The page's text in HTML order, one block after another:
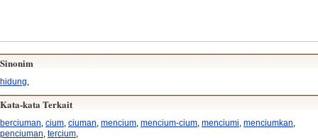
Sinonim
hidung
Kata-kata Terkait
berciuman, cium, ciuman, mencium, mencium-cium, menciumi, menciumkan,
penciuman, tercium,